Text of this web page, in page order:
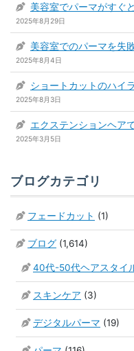
美容室でパーマがすぐ
2025年8月29日
美容室でのパーマを失
2025年8月4日
ショートカットのハイ
2025年8月3日
エクステンションヘア
2025年3月5日
ブログカテゴリ
フェードカット (1)
ブログ (1,614)
40代-50代ヘアスタイ
スキンケア (3)
デジタルパーマ (19)